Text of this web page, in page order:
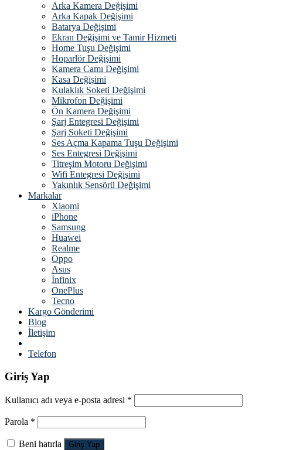
Arka Kamera Değişimi
Arka Kapak Değişimi
Batarya Değişimi
Ekran Değişimi ve Tamir Hizmeti
Home Tuşu Değişimi
Hoparlör Değişimi
Kamera Camı Değişimi
Kasa Değişimi
Kulaklık Soketi Değişimi
Mikrofon Değişimi
Ön Kamera Değişimi
Şarj Entegresi Değişimi
Şarj Soketi Değişimi
Ses Açma Kapama Tuşu Değişimi
Ses Entegresi Değişimi
Titreşim Motoru Değişimi
Wifi Entegresi Değişimi
Yakınlık Sensörü Değişimi
Markalar
Xiaomi
iPhone
Samsung
Huawei
Realme
Oppo
Asus
İnfinix
OnePlus
Tecno
Kargo Gönderimi
Blog
İletişim
Telefon
Giriş Yap
Kullanıcı adı veya e-posta adresi *
Parola *
Beni hatırla Giriş Yap